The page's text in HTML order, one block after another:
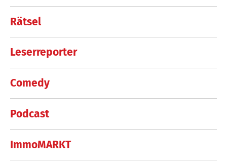
Rätsel
Leserreporter
Comedy
Podcast
ImmoMARKT